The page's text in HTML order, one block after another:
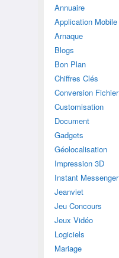
Annuaire
Application Mobile
Arnaque
Blogs
Bon Plan
Chiffres Clés
Conversion Fichier
Customisation
Document
Gadgets
Géolocalisation
Impression 3D
Instant Messenger
Jeanviet
Jeu Concours
Jeux Vidéo
Logiciels
Mariage